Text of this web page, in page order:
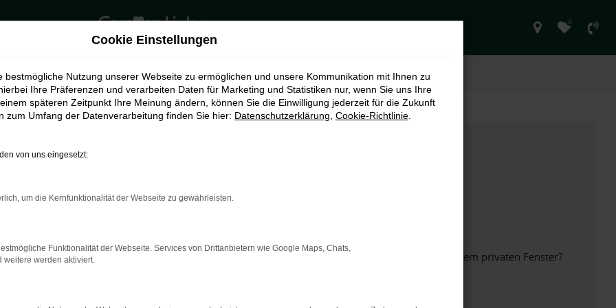
0
bestimmter Seiten verhindern. Funktioniert die Seite in einem anderen Browser oder in einem privaten Fenster?
beheben.
Cookie Einstellungen
bestmögliche Nutzung unserer Webseite zu ermöglichen und unsere Kommunikation mit Ihnen zu
Ihre Präferenzen und verarbeiten Daten für Marketing und Statistiken nur, wenn Sie uns Ihre
späteren Zeitpunkt Ihre Meinung ändern, können Sie die Einwilligung jederzeit für die Zukunft
zum Umfang der Datenverarbeitung finden Sie hier: Datenschutzerklärung Cookie-Richtlinie
von uns eingesetzt:
um die Kernfunktionalität der Webseite zu gewährleisten.
Funktionalität der Webseite. Services von Drittanbietern wie Google Maps, Chats,
weitere werden aktiviert.